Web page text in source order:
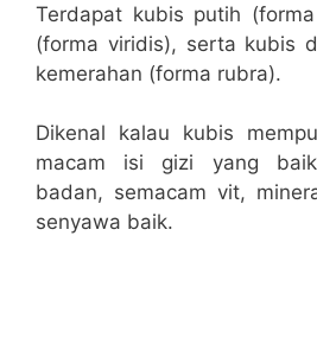
Terdapat kubis putih
(forma viridis), serta kubis
kemerahan (forma rubra).
Dikenal kalau kubis
macam isi gizi yang
badan, semacam vit,
senyawa baik.